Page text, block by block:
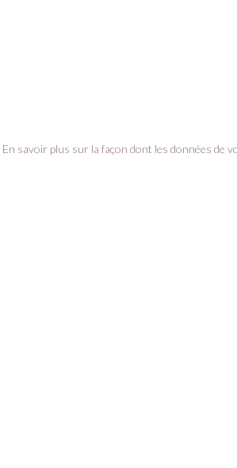
En savoir plus sur la façon dont les données de